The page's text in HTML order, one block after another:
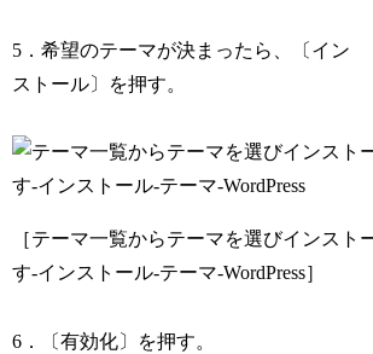
5．希望のテーマが決まったら、〔イン
ストール〕を押す。
［テーマ一覧からテーマを選びインスト
す-インストール-テーマ-WordPress］
6．〔有効化〕を押す。